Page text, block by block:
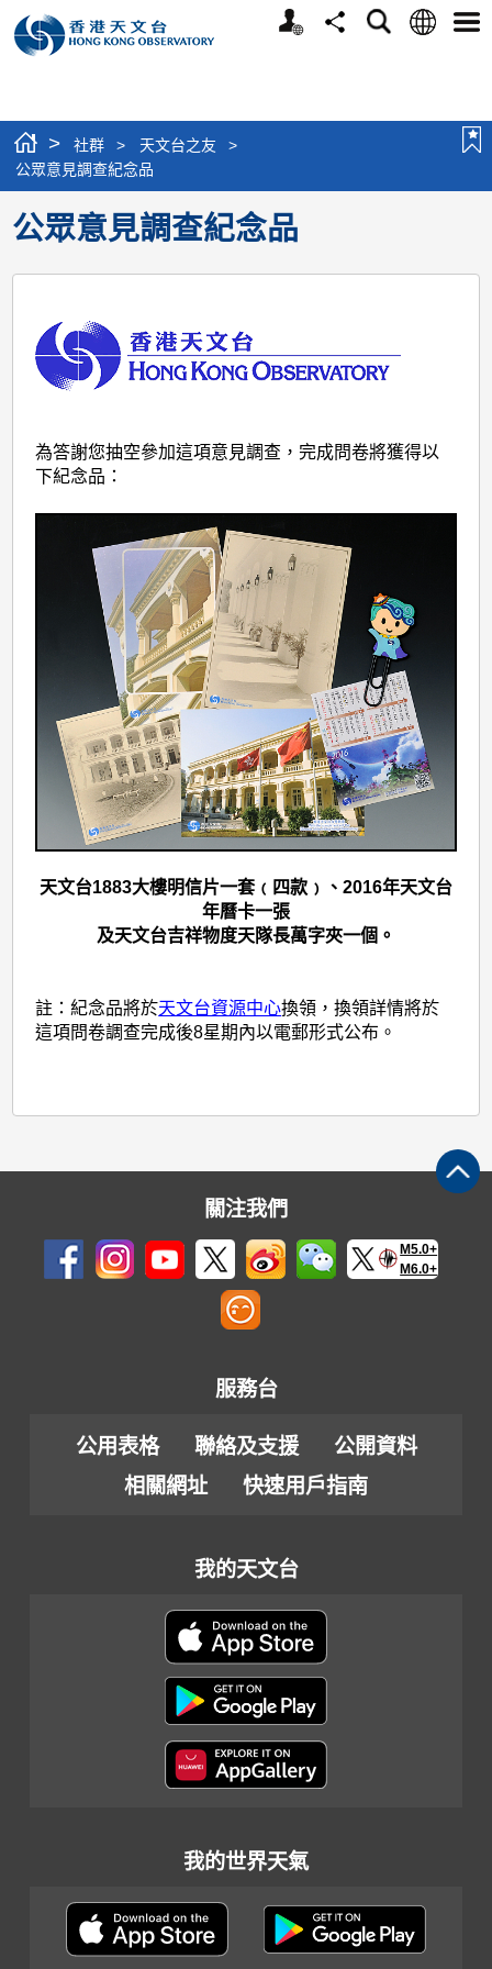
個
分
搜
語
選
> 社群 > 天文台之友
>
公眾意見調查紀念品
公眾意見調查紀念品
為答謝您抽空參加這項意見調查，完成問卷將獲得以
下紀念品：
天文台1883大樓明信片一套﹙四款﹚、2016年天文台
年曆卡一張
及天文台吉祥物度天隊長萬字夾一個。
註：紀念品將於天文台資源中心換領，換領詳情將於
這項問卷調查完成後8星期內以電郵形式公布。
關注我們
M5.0+
M6.0+
服務台
公用表格 聯絡及支援
公開資料
相關網址
快速用戶指南
我的天文台
我的世界天氣